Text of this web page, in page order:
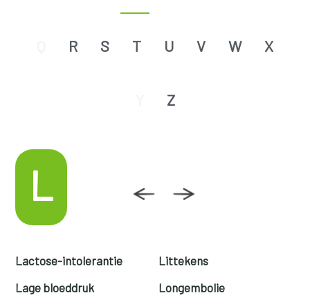
R S T U V W X
Z
L
Lactose-intolerantie
Lage bloeddruk
Littekens
Longembolie